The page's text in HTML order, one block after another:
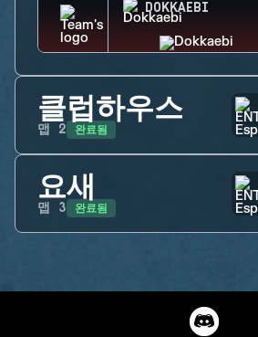
DOKKAEBI
클럽하우스
맵 2 완료됨
요새
맵 3 완료됨